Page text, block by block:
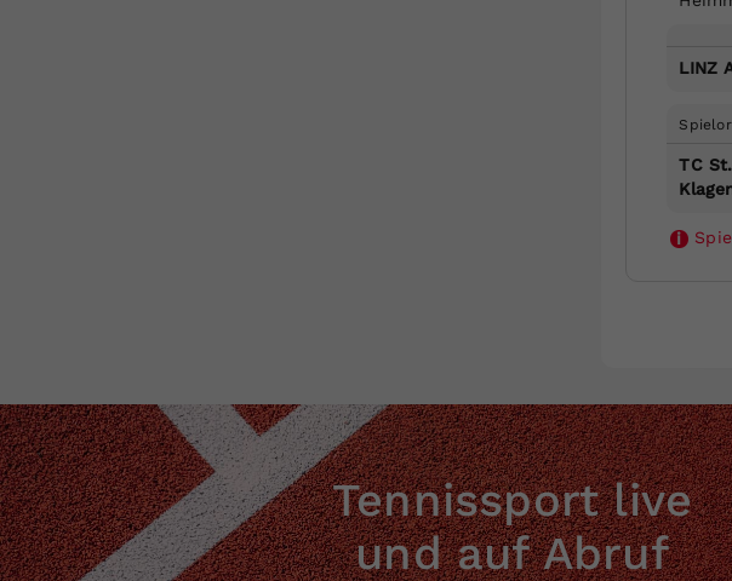
LINZ
TC
i
Tennissport live
und auf Abruf